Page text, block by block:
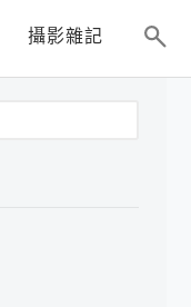
攝影雜記